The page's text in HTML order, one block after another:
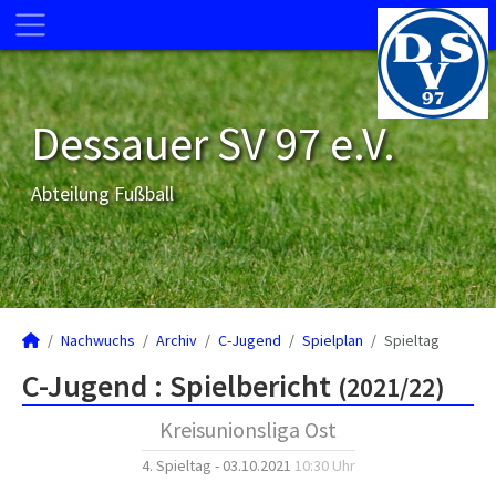
Dessauer SV 97 e.V.
Abteilung Fußball
Nachwuchs Archiv C-Jugend Spielplan Spieltag
C-Jugend : Spielbericht (2021/22)
Kreisunionsliga Ost
4. Spieltag - 03.10.2021 10:30 Uhr